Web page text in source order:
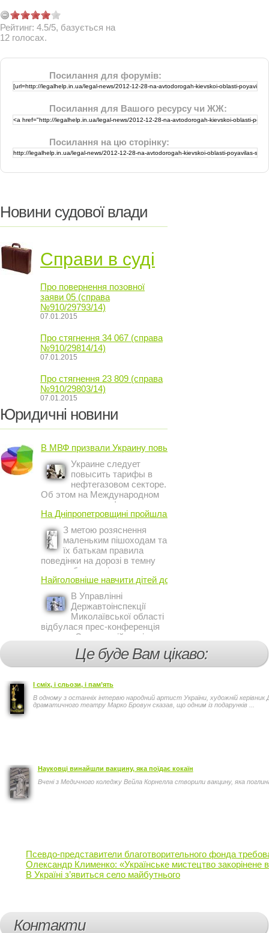
Рейтинг: 4.5/5, базується на
12 голосах.
Посилання для форумів:
Посилання для Вашого ресурсу чи ЖЖ:
Посилання на цю сторінку:
Новини судової влади
Справи в суді
Про повернення позовної
заяви 05 (справа
№910/29793/14)
07.01.2015
Про стягнення 34 067 (справа
№910/29814/14)
07.01.2015
Про стягнення 23 809 (справа
№910/29803/14)
07.01.2015
Юридичні новини
В МВФ призвали Украину повысить ...
Украине следует
повысить тарифы в
нефтегазовом секторе.
Об этом на Международном
инвестиционном форуме в
Киеве заявил постоянный
представитель МВФ на
Украине Жером Ваше.
На Дніпропетровщині пройшла акція ...
З метою розяснення
маленьким пішоходам та
їх батькам правила
поведінки на дорозі в темну
пору доби, працівники сектору
профілактичної роботи відділу
ДАІ з обслуговування міста
Кривий Ріг провели ...
Найголовніше навчити дітей дотримуватися ...
В Управлінні
Державтоінспекції
Миколаївської області
відбулася прес-конференція
на тему Стан аварійності за
участю, з вини дітей і
пішоходів.Це буде Вам цікаво:
І сміх, і сльози, і пам’ять
В одному з останніх інтервю народний артист України, художній керівник
драматичного театру Марко Бровун сказав, що одним із подарунків ...
Науковці винайшли вакцину, яка поїдає кокаїн
Вчені з Медичного коледжу Вейла Корнелла створили вакцину, яка
Псевдо-представители благотворительного фонда
Олександр Клименко: «Українське мистецтво закорінене в
В Україні з’явиться село майбутнього
Контакти